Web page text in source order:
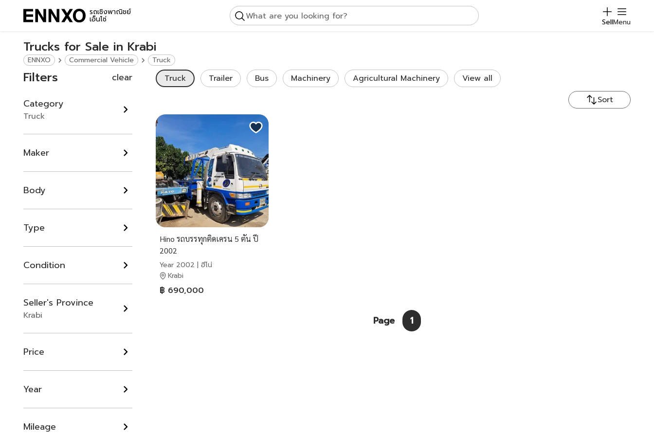
รถเชิงพาณิชย์
เอ็นโซ่ What are you looking for?
SellMenu
Trucks for Sale in Krabi
ENNXO Commercial Vehicle Truck
Hino รถบรรทุกติดเครน 5 ตัน ปี
2002
Year 2002 | ฮีโน่
Krabi
฿ 690,000
Page 1
Truck Trailer Bus Machinery Agricultural Machinery
View all
Sort
Filters
clear
Category
Truck
Maker
Body
Type
Condition
Seller's Province
Krabi
Price
Year
Mileage